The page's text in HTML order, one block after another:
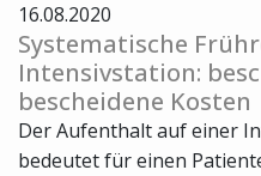
16.08.2020
Systematische
Intensivstation:
bescheidene Kosten
Der Aufenthalt auf einer
bedeutet für einen